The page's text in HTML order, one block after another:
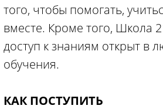
того, чтобы помогать,
вместе. Кроме того, Школа
доступ к знаниям открыт в
обучения.
КАК ПОСТУПИТЬ